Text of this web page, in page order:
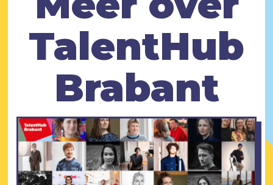
TalentHub
Brabant